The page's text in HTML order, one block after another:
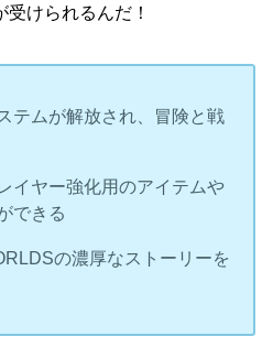
けられるんだ！
テムが解放され、冒険と戦
イヤー強化用のアイテムや
できる
の濃厚なストーリーを